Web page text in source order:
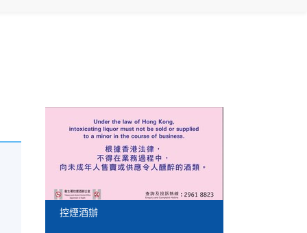
控煙酒辦